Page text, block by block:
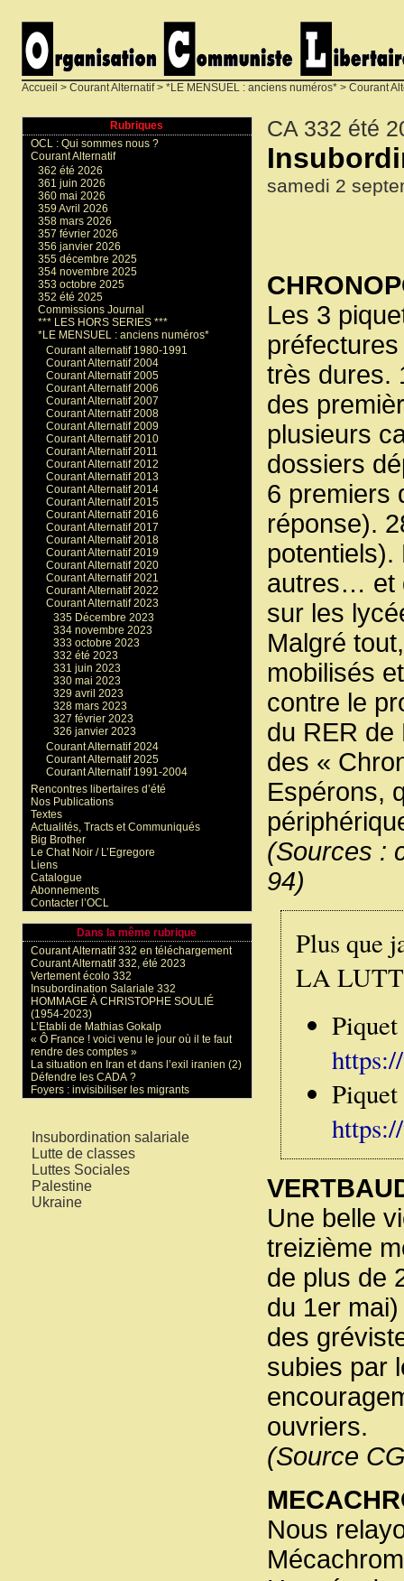
Accueil > Courant Alternatif> *LE MENSUEL : anciens numéros* > Courant
CA 332 été
samedi 2
Les 3
très dures.
des
plusieurs
dossiers
6 premiers
réponse).
autres… et
sur les
Malgré
mobilisés
contre le
du RER de
des «
Espérons,
(Sources :
94)
Plus que
LA
Une belle
treizième
de plus de
du 1er
des
subies par
ouvriers.
(Source
Nous
Rubriques
OCL : Qui sommes nous ?
Courant Alternatif
362 été 2026
361 juin 2026
360 mai 2026
359 Avril 2026
358 mars 2026
357 février 2026
356 janvier 2026
355 décembre 2025
354 novembre 2025
353 octobre 2025
352 été 2025
Commissions Journal
*** LES HORS SERIES ***
*LE MENSUEL : anciens numéros*
Courant alternatif 1980-1991
Courant Alternatif 2004
Courant Alternatif 2005
Courant Alternatif 2006
Courant Alternatif 2007
Courant Alternatif 2008
Courant Alternatif 2009
Courant Alternatif 2010
Courant Alternatif 2011
Courant Alternatif 2012
Courant Alternatif 2013
Courant Alternatif 2014
Courant Alternatif 2015
Courant Alternatif 2016
Courant Alternatif 2017
Courant Alternatif 2018
Courant Alternatif 2019
Courant Alternatif 2020
Courant Alternatif 2021
Courant Alternatif 2022
Courant Alternatif 2023
335 Décembre 2023
334 novembre 2023
333 octobre 2023
332 été 2023
331 juin 2023
330 mai 2023
329 avril 2023
328 mars 2023
327 février 2023
326 janvier 2023
Courant Alternatif 2024
Courant Alternatif 2025
Courant Alternatif 1991-2004
Rencontres libertaires d’été
Nos Publications
Textes
Actualités, Tracts et Communiqués
Big Brother
Le Chat Noir / L’Egregore
Liens
Catalogue
Abonnements
Contacter l’OCL
Dans la même rubrique
Courant Alternatif 332 en téléchargement
Courant Alternatif 332, été 2023
Vertement écolo 332
Insubordination Salariale 332
HOMMAGE À CHRISTOPHE SOULIÉ
(1954-2023)
L’Etabli de Mathias Gokalp
« Ô France ! voici venu le jour où il te faut
rendre des comptes »
La situation en Iran et dans l’exil iranien (2)
Défendre les CADA ?
Foyers : invisibiliser les migrants
Insubordination salariale
Lutte de classes
Luttes Sociales
Palestine
Ukraine